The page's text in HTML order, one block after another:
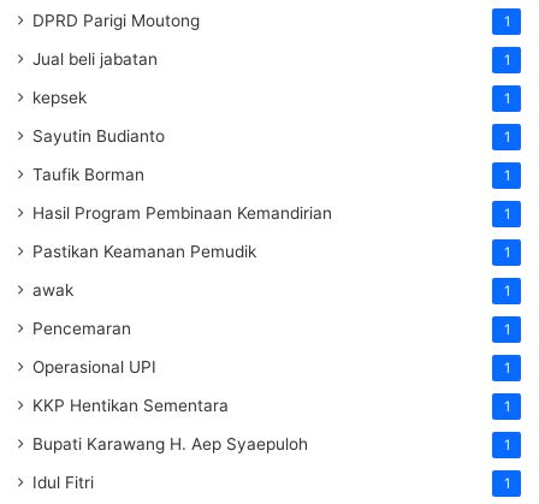
DPRD Parigi Moutong 1
Jual beli jabatan 1
kepsek 1
Sayutin Budianto 1
Taufik Borman 1
Hasil Program Pembinaan Kemandirian 1
Pastikan Keamanan Pemudik 1
awak 1
Pencemaran 1
Operasional UPI 1
KKP Hentikan Sementara 1
Bupati Karawang H. Aep Syaepuloh 1
Idul Fitri 1